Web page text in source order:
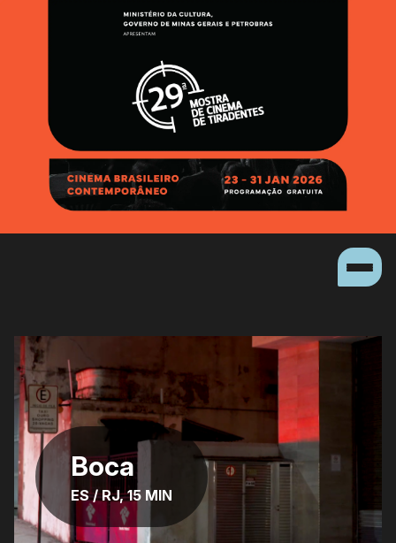
Boca
ES / RJ, 15 MIN